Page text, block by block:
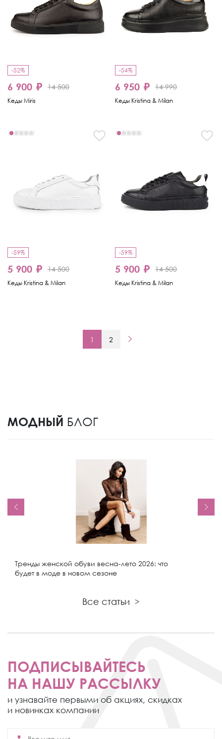
-52%
6 900 ₽ 14 500
Кеды Miris
-54%
6 950 ₽ 14 990
Кеды Kristina & Milan
-59%
5 900 ₽ 14 500
Кеды Kristina & Milan
-59%
5 900 ₽ 14 500
Кеды Kristina & Milan
1 2
МОДНЫЙ БЛОГ
Тренды женской обуви весна-лето 2026: что
будет в моде в новом сезоне
Все статьи >
ПОДПИСЫВАЙТЕСЬ
НА НАШУ РАССЫЛКУ
и узнавайте первыми об акциях, скидках
и новинках компании